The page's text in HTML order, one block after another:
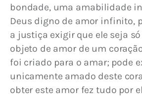
bondade, uma amabilidade
Deus digno de amor infinito,
a justiça exigir que ele seja
objeto de amor de um
foi criado para o amar; pode
unicamente amado deste
obter este amor fez tudo por